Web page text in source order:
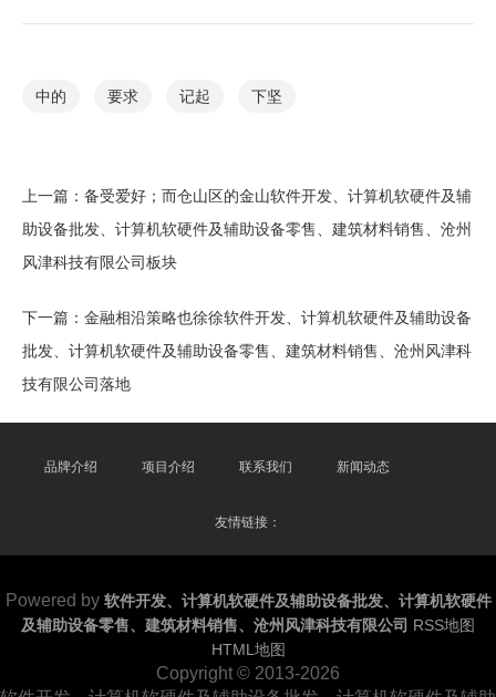
中的 要求 记起 下坚
上一篇： 备受爱好；而仓山区的金山软件开发、计算机软硬件及辅
助设备批发、计算机软硬件及辅助设备零售、建筑材料销售、沧州
风津科技有限公司板块
下一篇： 金融相沿策略也徐徐软件开发、计算机软硬件及辅助设备
批发、计算机软硬件及辅助设备零售、建筑材料销售、沧州风津科
技有限公司落地
品牌介绍 项目介绍 联系我们 新闻动态
友情链接：
Powered by 软件开发、计算机软硬件及辅助设备批发、计算机软硬件
及辅助设备零售、建筑材料销售、沧州风津科技有限公司 RSS地图
HTML地图
Copyright © 2013-2026